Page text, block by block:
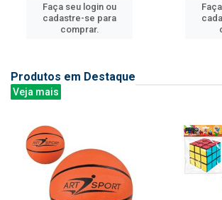
Faça seu login ou
cadastre-se para
comprar.
Produtos em Destaque
Veja mais